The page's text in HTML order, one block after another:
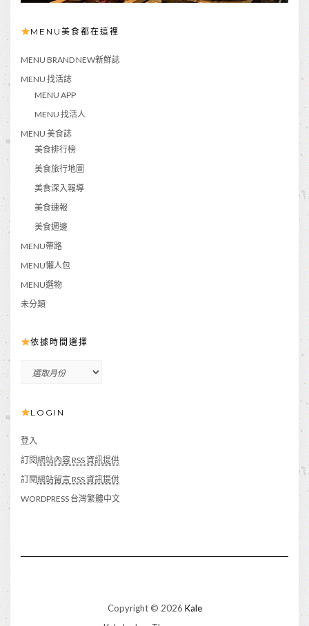
MENU美食都在這裡
MENU BRAND NEW新鮮誌
MENU 找活誌
MENU APP
MENU 找活人
MENU 美食誌
美食排行榜
美食旅行地圖
美食深入報導
美食速報
美食週邊
MENU帶路
MENU懶人包
MENU選物
未分類
依據時間選擇
間
擇
LOGIN
登入
訂閱網站內容 RSS 資訊提供
訂閱網站留言 RSS 資訊提供
WORDPRESS 台灣繁體中文
Copyright © 2026 Kale